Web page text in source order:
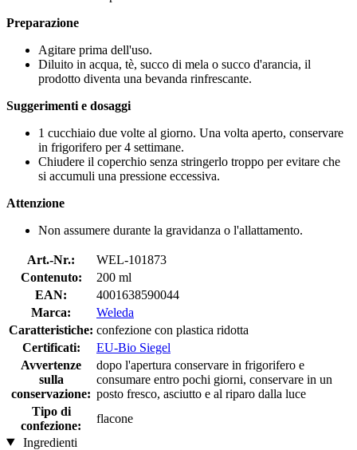
Preparazione
Agitare prima dell'uso.
Diluito in acqua, tè, succo di mela o succo d'arancia, il
prodotto diventa una bevanda rinfrescante.
Suggerimenti e dosaggi
1 cucchiaio due volte al giorno. Una volta aperto, conservare
in frigorifero per 4 settimane.
Chiudere il coperchio senza stringerlo troppo per evitare che
si accumuli una pressione eccessiva.
Attenzione
Non assumere durante la gravidanza o l'allattamento.
Art.-Nr.:
WEL-101873
Contenuto:
200 ml
EAN:
4001638590044
Marca:
Weleda
Caratteristiche: confezione con plastica ridotta
Certificati:
EU-Bio Siegel
Avvertenze
sulla
conservazione:
dopo l'apertura conservare in frigorifero e
consumare entro pochi giorni, conservare in un
posto fresco, asciutto e al riparo dalla luce
Tipo di
confezione:
flacone
Ingredienti